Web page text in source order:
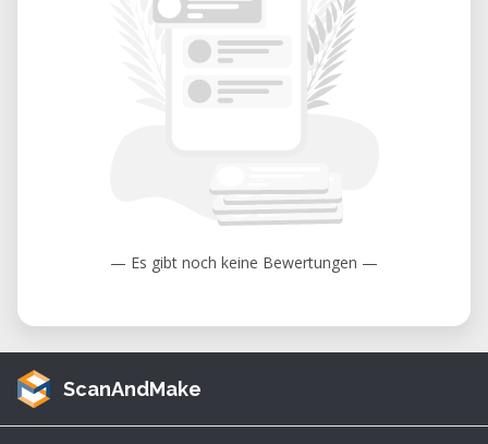
— Es gibt noch keine Bewertungen —
ScanAndMake